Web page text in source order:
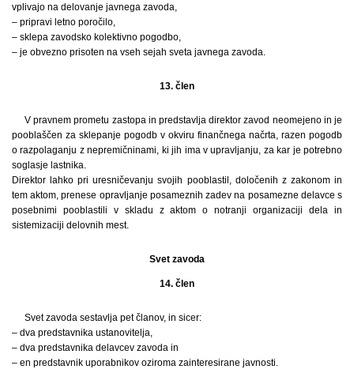
vplivajo na delovanje javnega zavoda,
– pripravi letno poročilo,
– sklepa zavodsko kolektivno pogodbo,
– je obvezno prisoten na vseh sejah sveta javnega zavoda.
13. člen
V pravnem prometu zastopa in predstavlja direktor zavod neomejeno in je
pooblaščen za sklepanje pogodb v okviru finančnega načrta, razen pogodb
o razpolaganju z nepremičninami, ki jih ima v upravljanju, za kar je potrebno
soglasje lastnika.
Direktor lahko pri uresničevanju svojih pooblastil, določenih z zakonom in
tem aktom, prenese opravljanje posameznih zadev na posamezne delavce s
posebnimi pooblastili v skladu z aktom o notranji organizaciji dela in
sistemizaciji delovnih mest.
Svet zavoda
14. člen
Svet zavoda sestavlja pet članov, in sicer:
– dva predstavnika ustanovitelja,
– dva predstavnika delavcev zavoda in
– en predstavnik uporabnikov oziroma zainteresirane javnosti.